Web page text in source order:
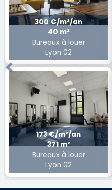
300 €/m²/an
40 m²
Bureaux à louer
Lyon 02
173 €/m²/an
371 m²
Bureaux à louer
Lyon 02
Previous